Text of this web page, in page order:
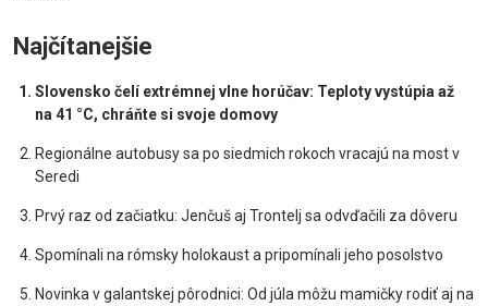
Najčítanejšie
Slovensko čelí extrémnej vlne horúčav: Teploty vystúpia až
na 41 °C, chráňte si svoje domovy
Regionálne autobusy sa po siedmich rokoch vracajú na most v
Seredi
Prvý raz od začiatku: Jenčuš aj Trontelj sa odvďačili za dôveru
Spomínali na rómsky holokaust a pripomínali jeho posolstvo
Novinka v galantskej pôrodnici: Od júla môžu mamičky rodiť aj na